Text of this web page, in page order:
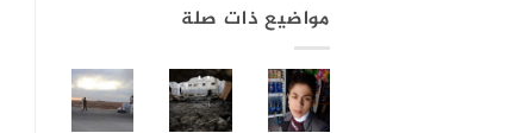
مواضيع ذات صلة